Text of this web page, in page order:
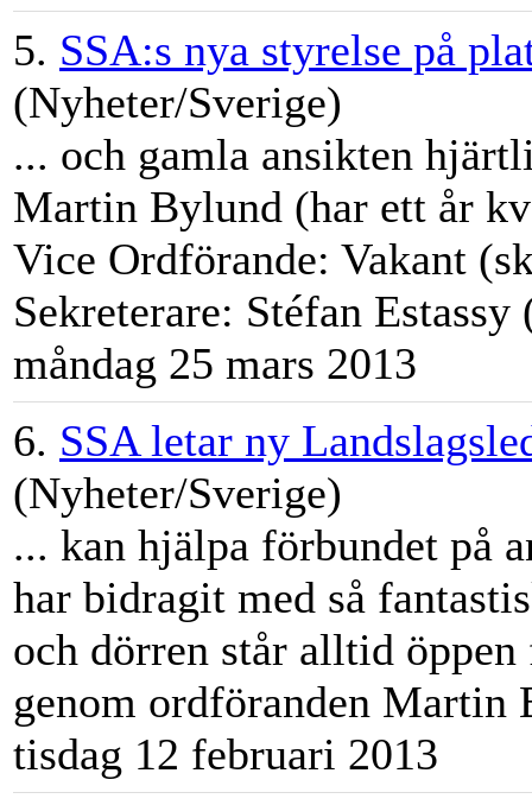
5. SSA:s nya styrelse på
(Nyheter/Sverige)
... och gamla ansikten
Martin Bylund (har ett år
Vice Ordförande: Vakant
Sekreterare: Stéfan
måndag 25 mars 2013
6. SSA letar ny
(Nyheter/Sverige)
... kan hjälpa förbundet på
har bidragit med så
och dörren står alltid
genom ordföranden Martin
tisdag 12 februari 2013